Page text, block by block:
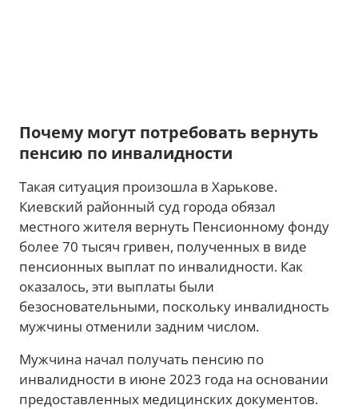
Почему могут потребовать вернуть
пенсию по инвалидности
Такая ситуация произошла в Харькове.
Киевский районный суд города обязал
местного жителя вернуть Пенсионному фонду
более 70 тысяч гривен, полученных в виде
пенсионных выплат по инвалидности. Как
оказалось, эти выплаты были
безосновательными, поскольку инвалидность
мужчины отменили задним числом.
Мужчина начал получать пенсию по
инвалидности в июне 2023 года на основании
предоставленных медицинских документов.